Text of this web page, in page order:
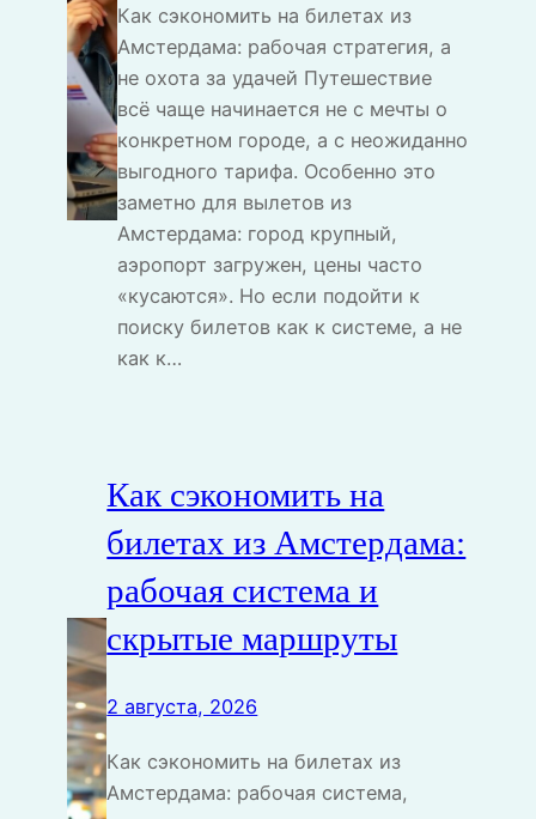
Как сэкономить на билетах из
Амстердама: рабочая стратегия, а
не охота за удачей Путешествие
всё чаще начинается не с мечты о
конкретном городе, а с неожиданно
выгодного тарифа. Особенно это
заметно для вылетов из
Амстердама: город крупный,
аэропорт загружен, цены часто
«кусаются». Но если подойти к
поиску билетов как к системе, а не
как к…
Как сэкономить на
билетах из Амстердама:
рабочая система и
скрытые маршруты
2 августа, 2026
Как сэкономить на билетах из
Амстердама: рабочая система,